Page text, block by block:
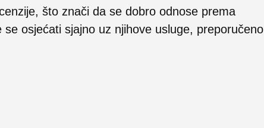
što znači da se dobro odnose prema
osjećati sjajno uz njihove usluge, preporučeno